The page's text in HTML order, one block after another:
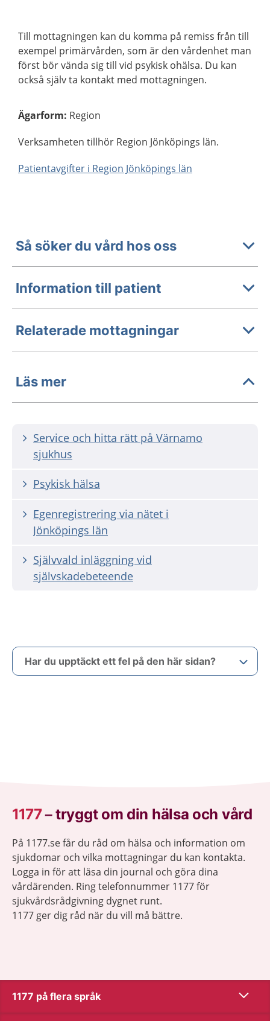
Till mottagningen kan du komma på remiss från till
exempel primärvården, som är den vårdenhet man
först bör vända sig till vid psykisk ohälsa. Du kan
också själv ta kontakt med mottagningen.
Ägarform: Region
Verksamheten tillhör Region Jönköpings län.
Patientavgifter i Region Jönköpings län
Så söker du vård hos oss
Information till patient
Relaterade mottagningar
Läs mer
Service och hitta rätt på Värnamo
sjukhus
Psykisk hälsa
Egenregistrering via nätet i
Jönköpings län
Självvald inläggning vid
självskadebeteende
Har du upptäckt ett fel på den här sidan?
1177–tryggt om din hälsa och vård
På 1177.se får du råd om hälsa och information om
sjukdomar och vilka mottagningar du kan kontakta.
Logga in för att läsa din journal och göra dina
vårdärenden. Ring telefonnummer 1177 för
sjukvårdsrådgivning dygnet runt.
1177 ger dig råd när du vill må bättre.
1177 på flera språk Visa